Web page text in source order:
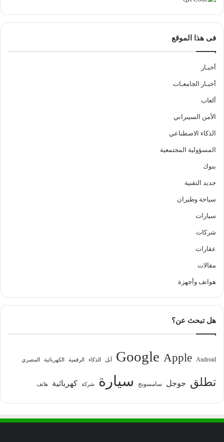
فى هذا الموقع
أخبـار
أخبـار الجامعـات
ألعاب
الأمن السيبراني
الذكاء الاصطناعي
المسؤولية المجتمعية
بنوك
جديد التقنية
سياحة وطيران
سيارات
شركات
عقارات
مقالات
هواتف وأجهزة
هل تبحث عن؟
Android
Apple
Google آبل الذكاء الرقمية الكهربائية المصري
تطلق جوجل سامسونج سيارة شركة كهربائية هاتف